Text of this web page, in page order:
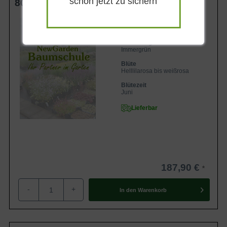
eine Fülle von Blüten produziert.
Verwendungsmöglichkeiten vom Rhododendron
Der Rhododendron discolor 'James Burchett' eignet sich
langanhaltenden Blüten eignen sich zudem hervorragend
Tipps zur Pflege
80-90 cm (Breite) m. B. Solitär
bis zu 90 cm
Immergrün
Blüte
Helllilarosa bis weißrosa
Blütezeit
Juni
Lieferbar
187,90 €
- + In den Warenkorb